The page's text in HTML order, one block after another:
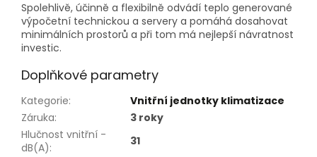
Spolehlivě, účinně a flexibilně odvádí teplo generované
výpočetní technickou a servery a pomáhá dosahovat
minimálních prostorů a při tom má nejlepší návratnost
investic.
Doplňkové parametry
Kategorie:
Vnitřní jednotky klimatizace
Záruka:
3 roky
Hlučnost vnitřní -
dB(A):
31